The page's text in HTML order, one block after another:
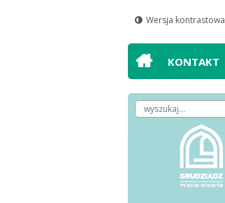
Przejdź do
głównego
Przejdź do
Przejdź do
wyszukiwarki
Przejdź do
mapy serwisu
Wersja kontrastowa
KONTAKT
Wpisz
szukaną